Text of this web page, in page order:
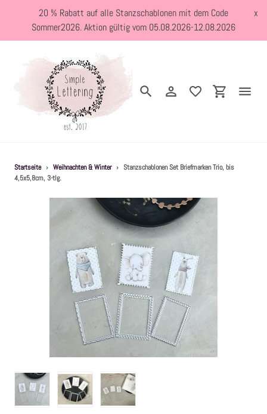
Inhalt
20 % Rabatt auf alle Stanzschablonen mit dem Code
Sommer2026. Aktion gültig vom 05.08.2026-12.08.2026
x
SuchenEinloggen
Holzstempel
Stempelkissen
Kartendeko Embellishments
Startseite › Weihnachten & Winter › Stanzschablonen Set Briefmarken Trio, bis
4,5x5,8cm, 3-tlg.